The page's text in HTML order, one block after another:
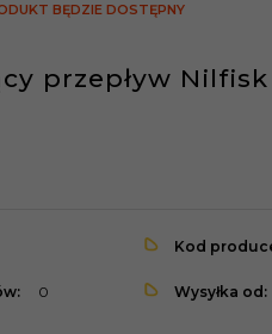
BĘDZIE DOSTĘPNY
przepływ Nilfisk
Kod
0 Wysyłka od: